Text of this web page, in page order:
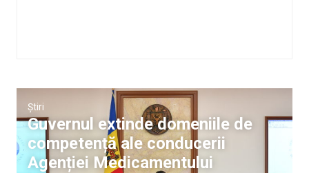
Știri
Guvernul extinde domeniile de
competență ale conducerii
Agenției Medicamentului